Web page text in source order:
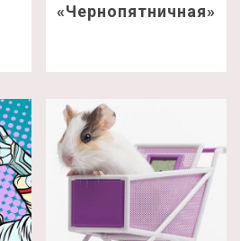
«Чернопятничная»